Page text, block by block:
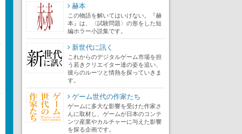
赫本
この物語を解いてはいけない。『赫
本』は、〈試験問題〉の形をした短
編ホラー小説集です。
新世代に訊く
これからのデジタルゲーム市場を担
う若きクリエイター達の姿を追い、
彼らのルーツと情熱を探っていきま
す。
ゲーム世代の作家たち
ゲームに多大な影響を受けた作家さ
んに取材し、ゲームが日本のコンテ
ンツ産業やカルチャーに与えた影響
を探る企画です。